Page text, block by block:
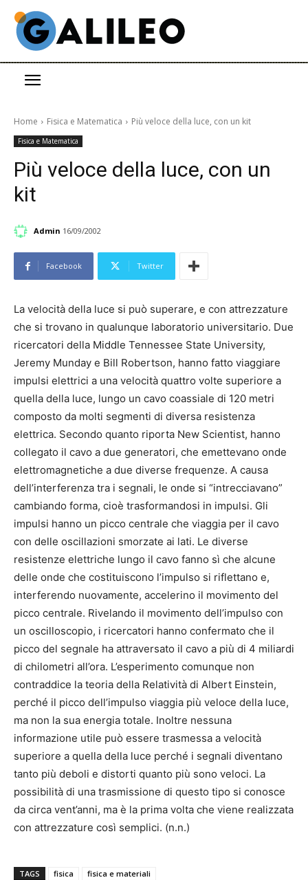
Home Fisica e Matematica Più veloce della luce, con un kit
Fisica e Matematica
Più veloce della luce, con un
kit
Admin 16/09/2002
Facebook Twitter
La velocità della luce si può superare, e con attrezzature
che si trovano in qualunque laboratorio universitario. Due
ricercatori della Middle Tennessee State University,
Jeremy Munday e Bill Robertson, hanno fatto viaggiare
impulsi elettrici a una velocità quattro volte superiore a
quella della luce, lungo un cavo coassiale di 120 metri
composto da molti segmenti di diversa resistenza
elettrica. Secondo quanto riporta New Scientist, hanno
collegato il cavo a due generatori, che emettevano onde
elettromagnetiche a due diverse frequenze. A causa
dell’interferenza tra i segnali, le onde si “intrecciavano”
cambiando forma, cioè trasformandosi in impulsi. Gli
impulsi hanno un picco centrale che viaggia per il cavo
con delle oscillazioni smorzate ai lati. Le diverse
resistenze elettriche lungo il cavo fanno sì che alcune
delle onde che costituiscono l’impulso si riflettano e,
interferendo nuovamente, accelerino il movimento del
picco centrale. Rivelando il movimento dell’impulso con
un oscilloscopio, i ricercatori hanno confermato che il
picco del segnale ha attraversato il cavo a più di 4 miliardi
di chilometri all’ora. L’esperimento comunque non
contraddice la teoria della Relatività di Albert Einstein,
perché il picco dell’impulso viaggia più veloce della luce,
ma non la sua energia totale. Inoltre nessuna
informazione utile può essere trasmessa a velocità
superiore a quella della luce perché i segnali diventano
tanto più deboli e distorti quanto più sono veloci. La
possibilità di una trasmissione di questo tipo si conosce
da circa vent’anni, ma è la prima volta che viene realizzata
con attrezzature così semplici. (n.n.)
TAGS fisica fisica e materiali